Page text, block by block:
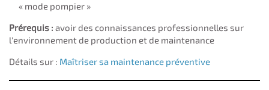
« mode pompier »
Prérequis : avoir des connaissances professionnelles sur
l'environnement de production et de maintenance
Détails sur : Maîtriser sa maintenance préventive